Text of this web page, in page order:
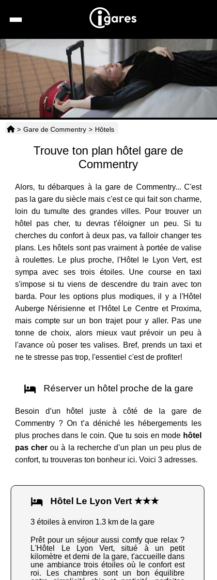
Location de voiture
Hôtels
Taxis
> Gare de Commentry > Hôtels
Trouve ton plan hôtel gare de
Commentry
Alors, tu débarques à la gare de Commentry... C'est
pas la gare du siècle mais c'est ce qui fait son charme,
loin du tumulte des grandes villes. Pour trouver un
hôtel pas cher, tu devras t'éloigner un peu. Si tu
cherches du confort à deux pas, va falloir changer tes
plans. Les hôtels sont pas vraiment à portée de valise
à roulettes. Le plus proche, l'Hôtel le Lyon Vert, est
sympa avec ses trois étoiles. Une course en taxi
s'impose si tu viens de descendre du train avec ton
barda. Pour les options plus modiques, il y a l'Hôtel
Auberge Nérisienne et l'Hôtel Le Centre et Proxima,
mais compte sur un bon trajet pour y aller. Pas une
tonne de choix, alors mieux vaut prévoir un peu à
l'avance où poser tes valises. Bref, prends un taxi et
ne te stresse pas trop, l'essentiel c'est de profiter!
Réserver un hôtel proche de la gare
Besoin d’un hôtel juste à côté de la gare de
Commentry ? On t’a déniché les hébergements les
plus proches dans le coin. Que tu sois en mode hôtel
pas cher ou à la recherche d’un plan un peu plus de
confort, tu trouveras ton bonheur ici. Voici 3 adresses.
Hôtel Le Lyon Vert ★★★
3 étoiles à environ 1.3 km de la gare
Prêt pour un séjour aussi comfy que relax ?
L'Hôtel Le Lyon Vert, situé à un petit
kilomètre et demi de la gare, t'accueille dans
une ambiance trois étoiles où le confort est
roi. Les chambres sont un bon équilibre